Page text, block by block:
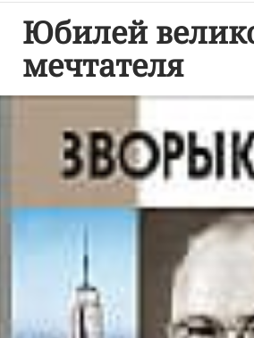
Юбилей
мечтателя